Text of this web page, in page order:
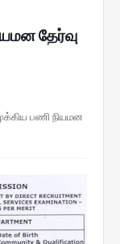
தேர்வு
பணி நியமன